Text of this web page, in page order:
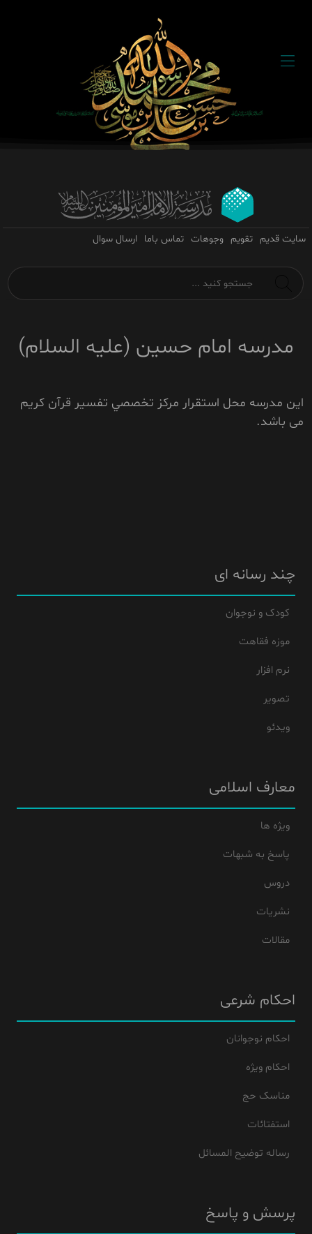
سایت قدیم تقویم وجوهات تماس باما ارسال سوال
مدرسه امام حسين (عليه السلام)
اين مدرسه محل استقرار مرکز تخصصي تفسير قرآن کريم
می باشد.
چند رسانه ای
کودک و نوجوان
موزه فقاهت
نرم افزار
تصویر
ویدئو
معارف اسلامی
ویژه ها
پاسخ به شبهات
دروس
نشریات
مقالات
احکام شرعی
احکام نوجوانان
احکام ویژه
مناسک حج
استفتائات
رساله توضیح المسائل
پرسش و پاسخ